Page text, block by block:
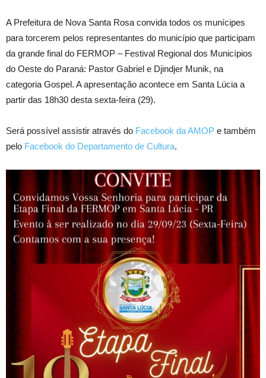
A Prefeitura de Nova Santa Rosa convida todos os munícipes
para torcerem pelos representantes do município que participam
da grande final do FERMOP – Festival Regional dos Municípios
do Oeste do Paraná: Pastor Gabriel e Djindjer Munik, na
categoria Gospel. A apresentação acontece em Santa Lúcia a
partir das 18h30 desta sexta-feira (29).
Será possível assistir através do Facebook da AMOP e também
pelo Facebook do Departamento de Cultura.